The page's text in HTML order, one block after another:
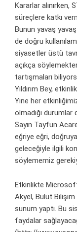
Kararlar alınırken,
süreçlere katkı
Bunun yavaş yavaş
de doğru
siyasetler üstü
açıkça
tartışmaları
Yıldırım Bey,
Yine her
olmadığı durumlar
Sayın Tayfun
eğriye eğri,
geleceğiyle ilgili
söylememiz
Etkinlikte Microsoft
Akyel, Bulut
sunum yaptı. Bu
faydalar